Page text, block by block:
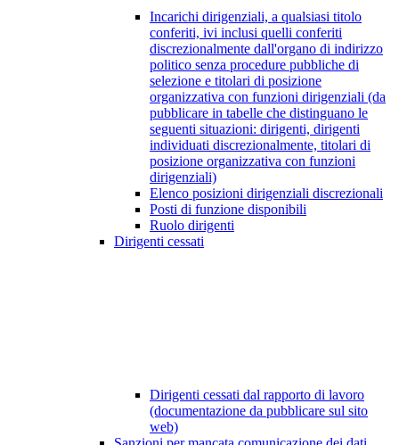
Incarichi dirigenziali, a qualsiasi titolo
conferiti, ivi inclusi quelli conferiti
discrezionalmente dall'organo di indirizzo
politico senza procedure pubbliche di
selezione e titolari di posizione
organizzativa con funzioni dirigenziali (da
pubblicare in tabelle che distinguano le
seguenti situazioni: dirigenti, dirigenti
individuati discrezionalmente, titolari di
posizione organizzativa con funzioni
dirigenziali)
Elenco posizioni dirigenziali discrezionali
Posti di funzione disponibili
Ruolo dirigenti
Dirigenti cessati
Dirigenti cessati dal rapporto di lavoro
(documentazione da pubblicare sul sito
web)